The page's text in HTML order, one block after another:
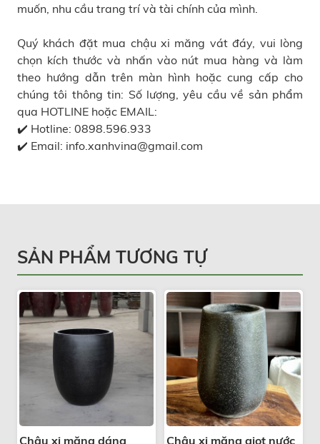
muốn, nhu cầu trang trí và tài chính của mình.
Quý khách đặt mua chậu xi măng vát đáy, vui lòng
chọn kích thước và nhấn vào nút mua hàng và làm
theo hướng dẫn trên màn hình hoặc cung cấp cho
chúng tôi thông tin: Số lượng, yêu cầu về sản phẩm
qua HOTLINE hoặc EMAIL:
✔️ Hotline: 0898.596.933
✔️ Email: info.xanhvina@gmail.com
SẢN PHẨM TƯƠNG TỰ
Chậu xi măng dáng
Chậu xi măng giọt nước